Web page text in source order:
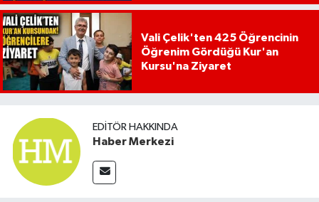
Vali Çelik'ten 425 Öğrencinin
Öğrenim Gördüğü Kur'an
Kursu'na Ziyaret
EDITÖR HAKKINDA
Haber Merkezi